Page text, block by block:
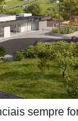
sempre